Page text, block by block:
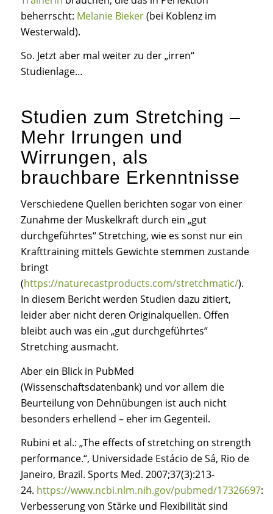
beherrscht: Melanie Bieker(bei Koblenz im
Westerwald).
So. Jetzt aber mal weiter zu der „irren“
Studienlage…
Studien zum Stretching –
Mehr Irrungen und
Wirrungen, als
brauchbare Erkenntnisse
Verschiedene Quellen berichten sogar von einer
Zunahme der Muskelkraft durch ein „gut
durchgeführtes“ Stretching, wie es sonst nur ein
Krafttraining mittels Gewichte stemmen zustande
bringt
(https://naturecastproducts.com/stretchmatic/).
In diesem Bericht werden Studien dazu zitiert,
leider aber nicht deren Originalquellen. Offen
bleibt auch was ein „gut durchgeführtes“
Stretching ausmacht.
Aber ein Blick in PubMed
(Wissenschaftsdatenbank) und vor allem die
Beurteilung von Dehnübungen ist auch nicht
besonders erhellend – eher im Gegenteil.
Rubini et al.: „The effects of stretching on strength
performance.“, Universidade Estácio de Sá, Rio de
Janeiro, Brazil. Sports Med. 2007;37(3):213-
24. https://www.ncbi.nlm.nih.gov/pubmed/17326697:
Verbesserung von Stärke und Flexibilität sind